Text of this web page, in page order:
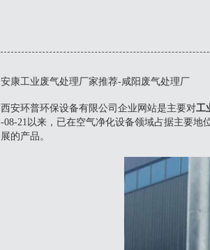
安康工业废气处理厂家推荐-咸阳废气处理厂
西安环普环保设备有限公司企业网站是主要对工
-08-21以来，已在空气净化设备领域占据主要
展的产品。